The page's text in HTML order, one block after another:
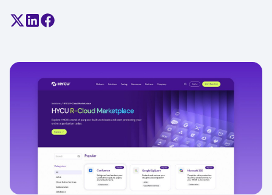
Partager sur X (anciennement Twitter)
Partager sur LinkedIn
Partager sur Facebook